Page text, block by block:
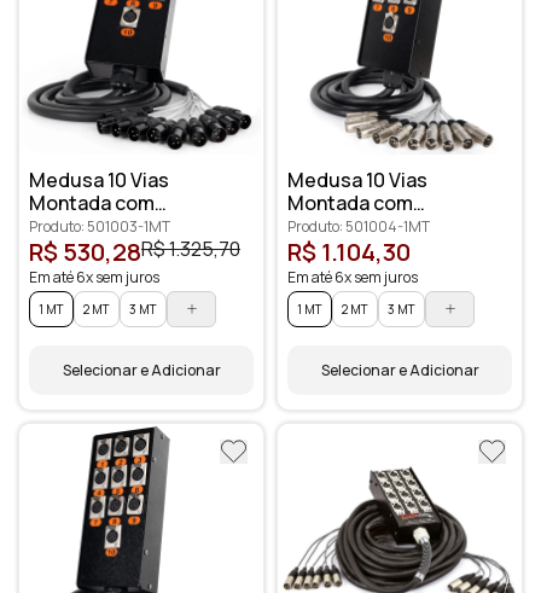
Medusa 10 Vias
Montada com
Conectores
Profissionais
Produto: 501003-1MT
R$ 530,28R$ 1.325,70
Em até 6x sem juros
1 MT 2 MT 3 MT
Selecionar e Adicionar
Medusa 10 Vias
Montada com
Conectores Santo
Ângelo
Produto: 501004-1MT
R$ 1.104,30
Em até 6x sem juros
1 MT 2 MT 3 MT
Selecionar e Adicionar